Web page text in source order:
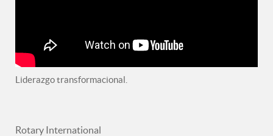
Liderazgo transformacional.
Rotary International